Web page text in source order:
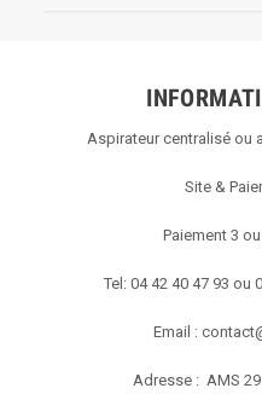
Aspirateur centralisé ou
Site &
Paiement 3
Tel: 04 42 40 47 93 ou
Email :
Adresse : AMS 29